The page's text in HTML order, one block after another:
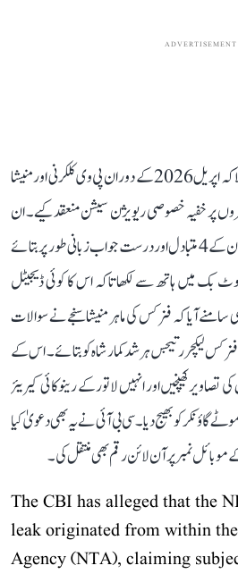
ADVERTISEMENT
سی بی آئی کو تفتیش کے دوران پتہ چلا کہ اپریل 2026 کے دوران پی وی کلکرنی اور منیشا
پر خفیہ خصوصی ریویژن سیشن منعقد کیے۔ ان
سیشنز میں امیدواروں کو سوالات، ان کے 4 متبادل اور درست جواب زبانی طور پر بتائے
بک میں ہاتھ سے لکھا تاکہ اس کا کوئی ڈیجیٹل
سامنے آیا کہ فزکس کی ماہر منیشا سنجے نے سوالات
لیکچرر تیجس ہرشد کمار شاہ کو بتائے۔ اس کے
کھینچیں اور انہیں لاتور کے رینوکائی کیریئر
گاؤنکر کو بھیج دیا۔ سی بی آئی نے یہ بھی دعویٰ کیا
نمبر پر آن لائن رقم بھی منتقل کی۔
The CBI has alleged that the
leak originated from within
Agency (NTA), claiming